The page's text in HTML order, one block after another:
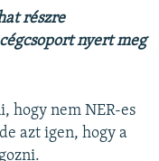
részre
nyert meg
hogy nem NER-es
azt igen, hogy a